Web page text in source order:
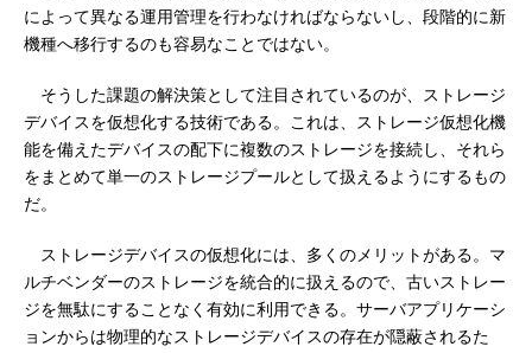
によって異なる運用管理を行わなければならないし、段階的に新
機種へ移行するのも容易なことではない。
そうした課題の解決策として注目されているのが、ストレージ
デバイスを仮想化する技術である。これは、ストレージ仮想化機
能を備えたデバイスの配下に複数のストレージを接続し、それら
をまとめて単一のストレージプールとして扱えるようにするもの
だ。
ストレージデバイスの仮想化には、多くのメリットがある。マ
ルチベンダーのストレージを統合的に扱えるので、古いストレー
ジを無駄にすることなく有効に利用できる。サーバアプリケーシ
ョンからは物理的なストレージデバイスの存在が隠蔽されるた